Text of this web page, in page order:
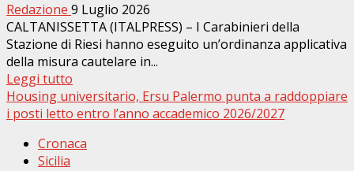
Redazione 9 Luglio 2026
CALTANISSETTA (ITALPRESS) – I Carabinieri della
Stazione di Riesi hanno eseguito un’ordinanza applicativa
della misura cautelare in...
Leggi tutto
Housing universitario, Ersu Palermo punta a raddoppiare
i posti letto entro l’anno accademico 2026/2027
Cronaca
Sicilia